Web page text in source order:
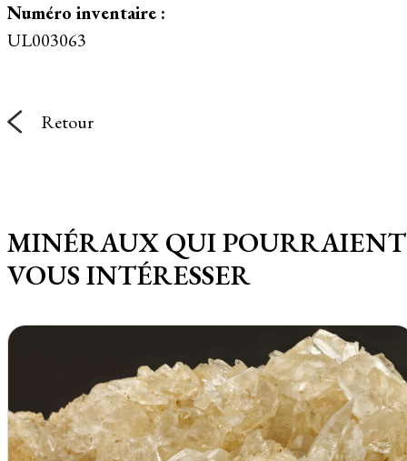
Numéro inventaire :
UL003063
Retour
MINÉRAUX QUI POURRAIENT
VOUS INTÉRESSER